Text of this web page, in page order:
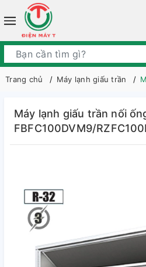
Trang chủ Máy lạnh giấu trần
Máy lạnh giấu trần nối
FBFC100DVM9/